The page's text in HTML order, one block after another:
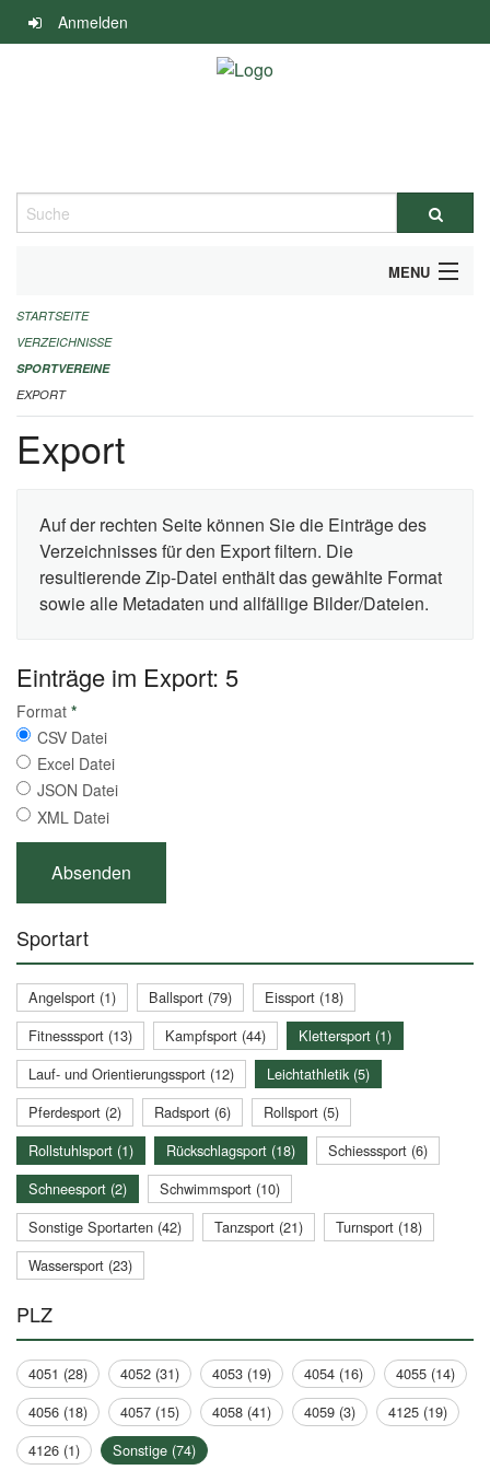
Navigation
überspringen
Anmelden
Suche
MENU
ALLGEMEINE INFORMATIONEN
FINANZIELLE UNTERSTÜTZUNG BENÖTIGT?
KONTAKT
STARTSEITE
VERZEICHNISSE
SPORTVEREINE
EXPORT
Export
Auf der rechten Seite können Sie die Einträge des
Verzeichnisses für den Export filtern. Die
resultierende Zip-Datei enthält das gewählte Format
sowie alle Metadaten und allfällige Bilder/Dateien.
Einträge im Export: 5
Format *
CSV Datei
Excel Datei
JSON Datei
XML Datei
Sportart
Angelsport (1) Ballsport (79)
Eissport (18)
Fitnesssport (13)
Kampfsport (44)
Klettersport (1)
Lauf- und Orientierungssport (12)
Leichtathletik (5)
Pferdesport (2)
Radsport (6)
Rollsport (5)
Rollstuhlsport (1)
Rückschlagsport (18)
Schiesssport (6)
Schneesport (2)
Schwimmsport (10)
Sonstige Sportarten (42)
Tanzsport (21)
Turnsport (18)
Wassersport (23)
PLZ
4051 (28) 4052 (31) 4053 (19) 4054 (16)
4055 (14)
4056 (18)
4057 (15) 4058 (41) 4059 (3)
4125 (19)
4126 (1)
Sonstige (74)